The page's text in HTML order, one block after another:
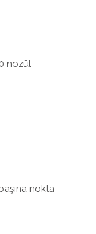
nozül
nokta